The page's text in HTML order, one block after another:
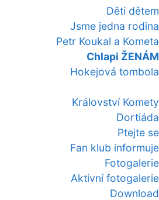
Děti dětem
Jsme jedna rodina
Petr Koukal a Kometa
Chlapi ŽENÁM
Hokejová tombola
Království Komety
Dortiáda
Ptejte se
Fan klub informuje
Fotogalerie
Aktivní fotogalerie
Download